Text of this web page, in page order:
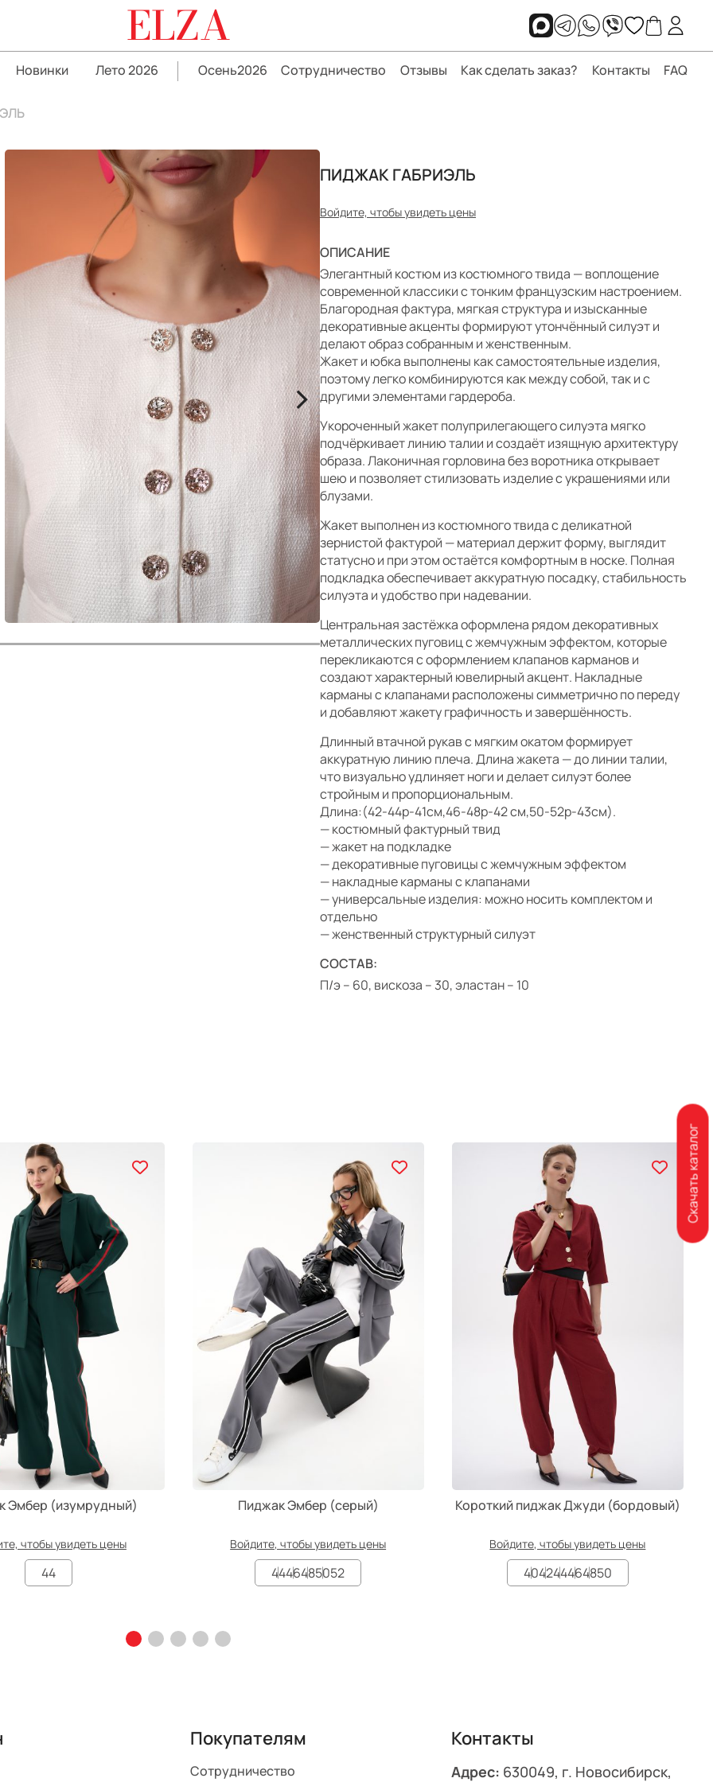
ELZA
Новинки Лето 2026 Осень2026 Сотрудничество Отзывы Как сделать заказ? Контакты FAQ
>
ПИДЖАК ГАБРИЭЛЬ
Войдите, чтобы увидеть цены
ОПИСАНИЕ
Элегантный костюм из костюмного твида — воплощение
современной классики с тонким французским настроением.
Благородная фактура, мягкая структура и изысканные
декоративные акценты формируют утончённый силуэт и
делают образ собранным и женственным.
Жакет и юбка выполнены как самостоятельные изделия,
поэтому легко комбинируются как между собой, так и с
другими элементами гардероба.
Укороченный жакет полуприлегающего силуэта мягко
подчёркивает линию талии и создаёт изящную архитектуру
образа. Лаконичная горловина без воротника открывает
шею и позволяет стилизовать изделие с украшениями или
блузами.
Жакет выполнен из костюмного твида с деликатной
зернистой фактурой — материал держит форму, выглядит
статусно и при этом остаётся комфортным в носке. Полная
подкладка обеспечивает аккуратную посадку, стабильность
силуэта и удобство при надевании.
Центральная застёжка оформлена рядом декоративных
металлических пуговиц с жемчужным эффектом, которые
перекликаются с оформлением клапанов карманов и
создают характерный ювелирный акцент. Накладные
карманы с клапанами расположены симметрично по переду
и добавляют жакету графичность и завершённость.
Длинный втачной рукав с мягким окатом формирует
аккуратную линию плеча. Длина жакета — до линии талии,
что визуально удлиняет ноги и делает силуэт более
стройным и пропорциональным.
Длина:(42-44р-41см,46-48р-42 см,50-52р-43см).
— костюмный фактурный твид
— жакет на подкладке
— декоративные пуговицы с жемчужным эффектом
— накладные карманы с клапанами
— универсальные изделия: можно носить комплектом и
отдельно
— женственный структурный силуэт
СОСТАВ:
П/э – 60, вискоза – 30, эластан – 10
Эмбер (изумрудный)
чтобы увидеть цены
44
Пиджак Эмбер (серый)
Войдите, чтобы увидеть цены
4446485052
Короткий пиджак Джуди (бордовый)
Войдите, чтобы увидеть цены
404244464850
Покупателям
Сотрудничество
Контакты
Адрес: 630049, г. Новосибирск,
Скачать каталог